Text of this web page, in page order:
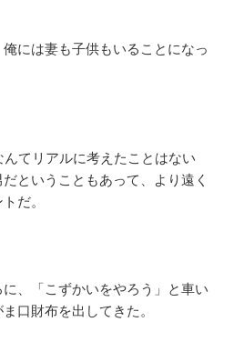
には妻も子供もいることになっ
てリアルに考えたことはない
ということもあって、より遠く
だ。
、「こずかいをやろう」と車い
口財布を出してきた。